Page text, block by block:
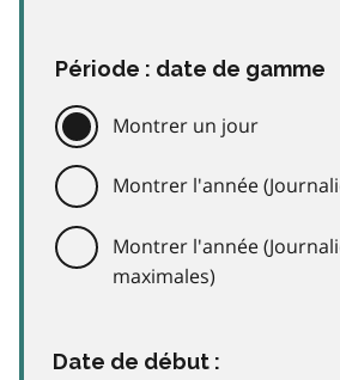
Période : date de gamme
Montrer un jour
Montrer l'année
Montrer l'année
maximales)
Date de début :